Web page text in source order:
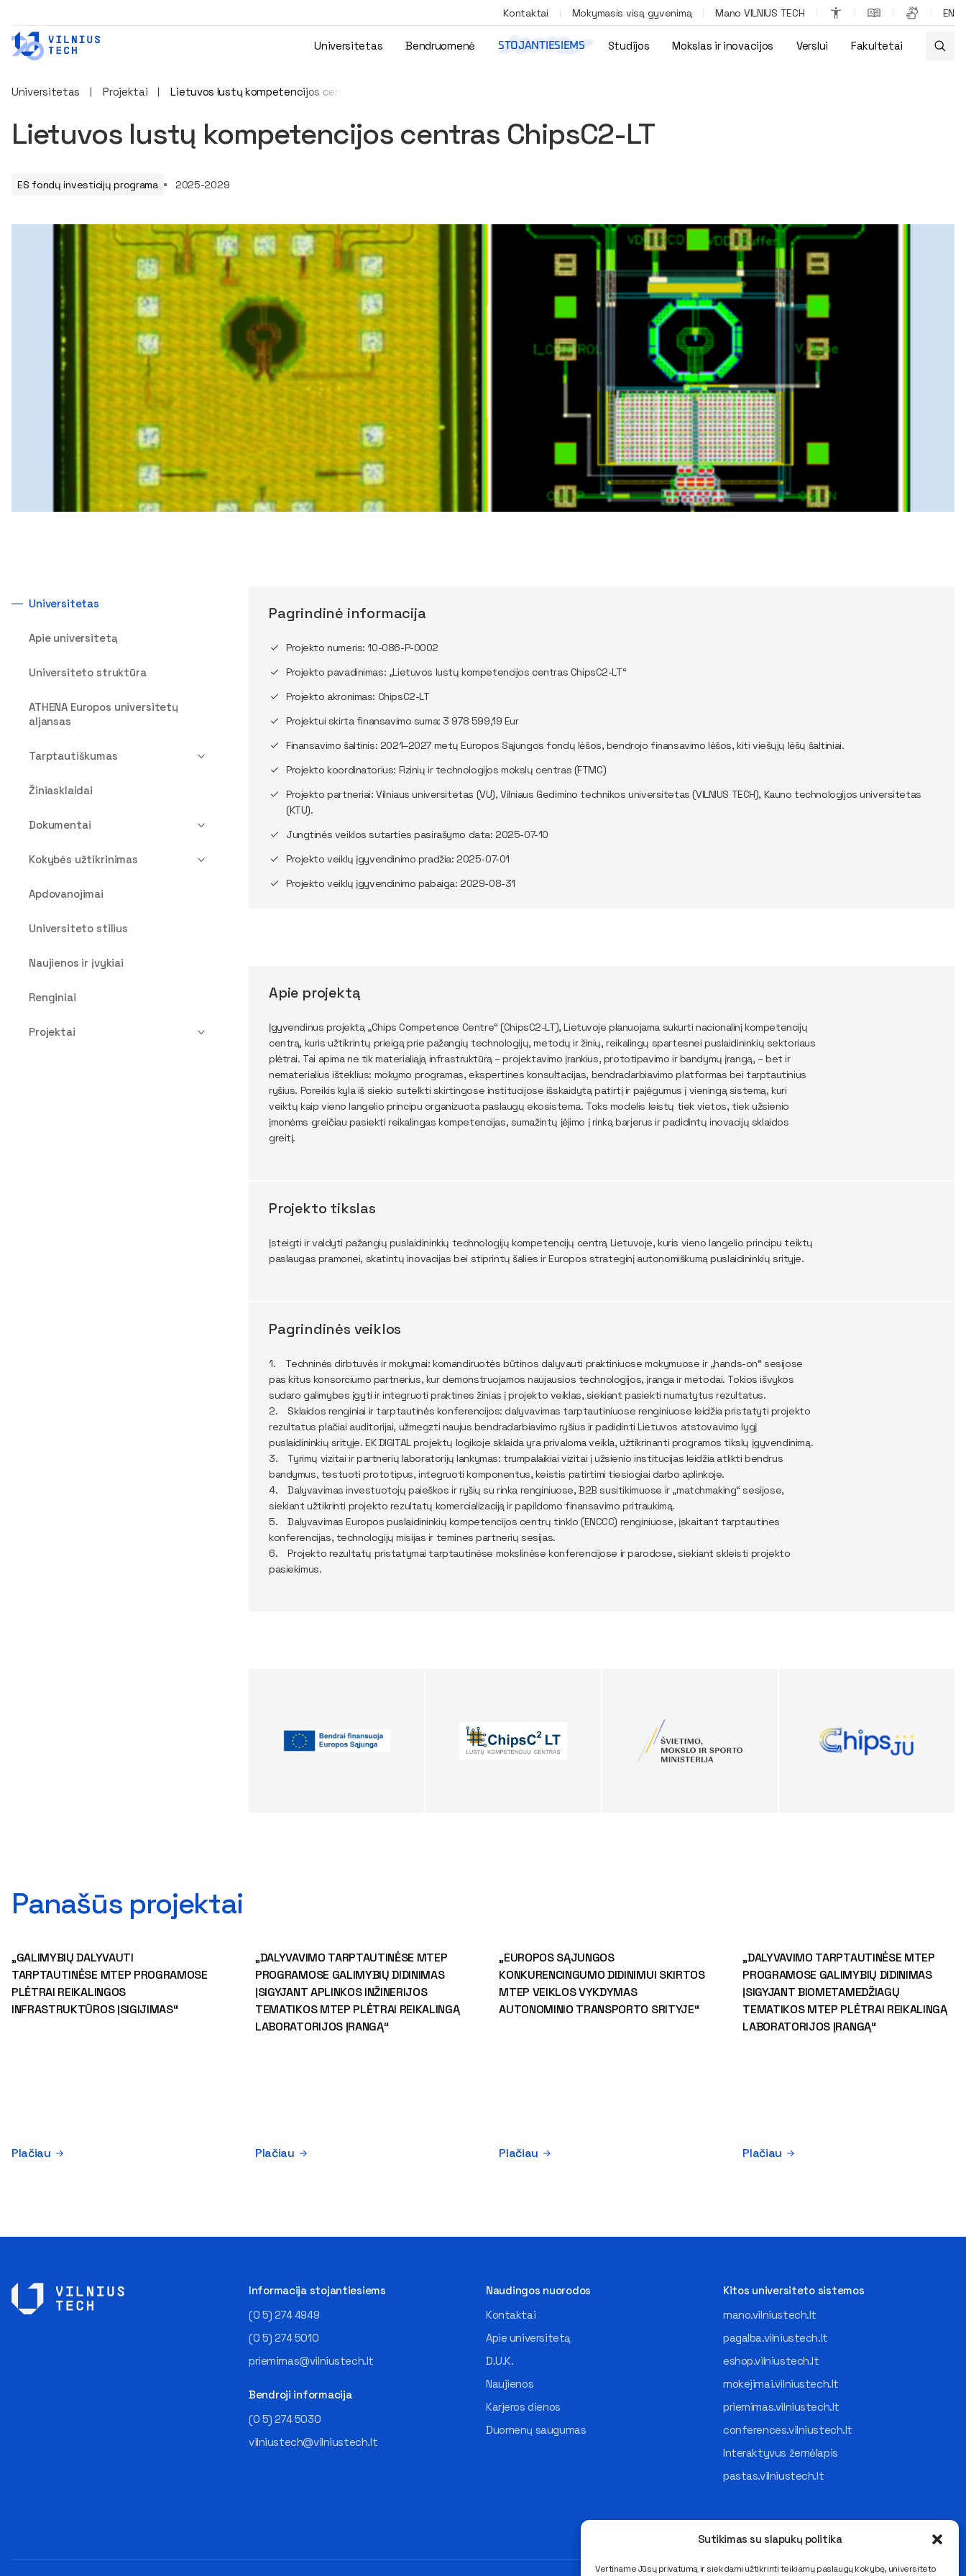
Sutikimas su slapukų politika
Vertiname Jūsų privatumą ir siekdami užtikrinti teikiamų paslaugų kokybę, universiteto
Kontaktai Mokymasis visą gyvenimą Mano VILNIUS TECH EN
Universitetas Bendruomenė STOJANTIESIEMS Studijos Mokslas ir inovacijos Verslui Fakultetai
Universitetas Projektai Lietuvos lustų kompetencijos centras ChipsC2-LT
Lietuvos lustų kompetencijos centras ChipsC2-LT
ES fondų investicijų programa 2025-2029
Universitetas
Apie universitetą
Universiteto struktūra
ATHENA Europos universitetų
aljansas
Tarptautiškumas
Žiniasklaidai
Dokumentai
Kokybės užtikrinimas
Apdovanojimai
Universiteto stilius
Naujienos ir įvykiai
Renginiai
Projektai
Pagrindinė informacija
Projekto numeris: 10-086-P-0002
Projekto pavadinimas: „Lietuvos lustų kompetencijos centras ChipsC2-LT“
Projekto akronimas: ChipsC2-LT
Projektui skirta finansavimo suma: 3 978 599,19 Eur
Finansavimo šaltinis: 2021‒2027 metų Europos Sąjungos fondų lėšos, bendrojo finansavimo lėšos, kiti viešųjų lėšų šaltiniai.
Projekto koordinatorius: Fizinių ir technologijos mokslų centras (FTMC)
Projekto partneriai: Vilniaus universitetas (VU), Vilniaus Gedimino technikos universitetas (VILNIUS TECH), Kauno technologijos universitetas
(KTU).
Jungtinės veiklos sutarties pasirašymo data: 2025-07-10
Projekto veiklų įgyvendinimo pradžia: 2025-07-01
Projekto veiklų įgyvendinimo pabaiga: 2029-08-31
Apie projektą
Įgyvendinus projektą „Chips Competence Centre“ (ChipsC2-LT), Lietuvoje planuojama sukurti nacionalinį kompetencijų
centrą, kuris užtikrintų prieigą prie pažangių technologijų, metodų ir žinių, reikalingų spartesnei puslaidininkių sektoriaus
plėtrai. Tai apima ne tik materialiąją infrastruktūrą – projektavimo įrankius, prototipavimo ir bandymų įrangą, – bet ir
nematerialius išteklius: mokymo programas, ekspertines konsultacijas, bendradarbiavimo platformas bei tarptautinius
ryšius. Poreikis kyla iš siekio sutelkti skirtingose institucijose išskaidytą patirtį ir pajėgumus į vieningą sistemą, kuri
veiktų kaip vieno langelio principu organizuota paslaugų ekosistema. Toks modelis leistų tiek vietos, tiek užsienio
įmonėms greičiau pasiekti reikalingas kompetencijas, sumažintų įėjimo į rinką barjerus ir padidintų inovacijų sklaidos
greitį.
Projekto tikslas
Įsteigti ir valdyti pažangių puslaidininkių technologijų kompetencijų centrą Lietuvoje, kuris vieno langelio principu teiktų
paslaugas pramonei, skatintų inovacijas bei stiprintų šalies ir Europos strateginį autonomiškumą puslaidininkių srityje.
Pagrindinės veiklos
1. Techninės dirbtuvės ir mokymai: komandiruotės būtinos dalyvauti praktiniuose mokymuose ir „hands-on“ sesijose
pas kitus konsorciumo partnerius, kur demonstruojamos naujausios technologijos, įranga ir metodai. Tokios išvykos
sudaro galimybes įgyti ir integruoti praktines žinias į projekto veiklas, siekiant pasiekti numatytus rezultatus.
2. Sklaidos renginiai ir tarptautinės konferencijos: dalyvavimas tarptautiniuose renginiuose leidžia pristatyti projekto
rezultatus plačiai auditorijai, užmegzti naujus bendradarbiavimo ryšius ir padidinti Lietuvos atstovavimo lygį
puslaidininkių srityje. EK DIGITAL projektų logikoje sklaida yra privaloma veikla, užtikrinanti programos tikslų įgyvendinimą.
3. Tyrimų vizitai ir partnerių laboratorijų lankymas: trumpalaikiai vizitai į užsienio institucijas leidžia atlikti bendrus
bandymus, testuoti prototipus, integruoti komponentus, keistis patirtimi tiesiogiai darbo aplinkoje.
4. Dalyvavimas investuotojų paieškos ir ryšių su rinka renginiuose, B2B susitikimuose ir „matchmaking“ sesijose,
siekiant užtikrinti projekto rezultatų komercializaciją ir papildomo finansavimo pritraukimą.
5. Dalyvavimas Europos puslaidininkių kompetencijos centrų tinklo (ENCCC) renginiuose, įskaitant tarptautines
konferencijas, technologijų misijas ir temines partnerių sesijas.
6. Projekto rezultatų pristatymai tarptautinėse mokslinėse konferencijose ir parodose, siekiant skleisti projekto
pasiekimus.
Panašūs projektai
„GALIMYBIŲ DALYVAUTI
TARPTAUTINĖSE MTEP PROGRAMOSE
PLĖTRAI REIKALINGOS
INFRASTRUKTŪROS ĮSIGIJIMAS“
Plačiau
„DALYVAVIMO TARPTAUTINĖSE MTEP
PROGRAMOSE GALIMYBIŲ DIDINIMAS
ĮSIGYJANT APLINKOS INŽINERIJOS
TEMATIKOS MTEP PLĖTRAI REIKALINGĄ
LABORATORIJOS ĮRANGĄ“
Plačiau
„EUROPOS SĄJUNGOS
KONKURENCINGUMO DIDINIMUI SKIRTOS
MTEP VEIKLOS VYKDYMAS
AUTONOMINIO TRANSPORTO SRITYJE“
Plačiau
„DALYVAVIMO TARPTAUTINĖSE MTEP
PROGRAMOSE GALIMYBIŲ DIDINIMAS
ĮSIGYJANT BIOMETAMEDŽIAGŲ
TEMATIKOS MTEP PLĖTRAI REIKALINGĄ
LABORATORIJOS ĮRANGĄ“
Plačiau
Informacija stojantiesiems
(0 5) 274 4949
(0 5) 274 5010
priemimas@vilniustech.lt
Bendroji informacija
(0 5) 274 5030
vilniustech@vilniustech.lt
Naudingos nuorodos
Kontaktai
Apie universitetą
D.U.K.
Naujienos
Karjeros dienos
Duomenų saugumas
Kitos universiteto sistemos
mano.vilniustech.lt
pagalba.vilniustech.lt
eshop.vilniustech.lt
mokejimai.vilniustech.lt
priemimas.vilniustech.lt
conferences.vilniustech.lt
Interaktyvus žemėlapis
pastas.vilniustech.lt